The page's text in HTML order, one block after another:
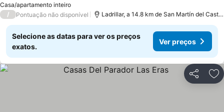
Casa/apartamento inteiro
/ Pontuação não disponível Ladrillar, a 14.8 km de San Martín del
Selecione as datas para ver os preços
exatos.
Ver preços
Partilhar